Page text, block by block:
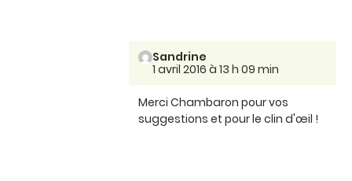
Sandrine
1 avril 2016 à 13 h 09 min
Merci Chambaron pour vos
suggestions et pour le clin d'œil !